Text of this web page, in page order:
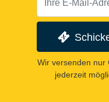
Wir versenden nur
jederzeit